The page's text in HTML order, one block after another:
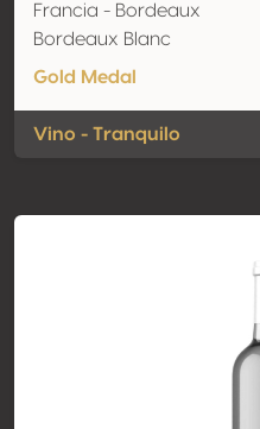
Francia - Bordeaux
Bordeaux Blanc
Gold Medal
Vino - Tranquilo